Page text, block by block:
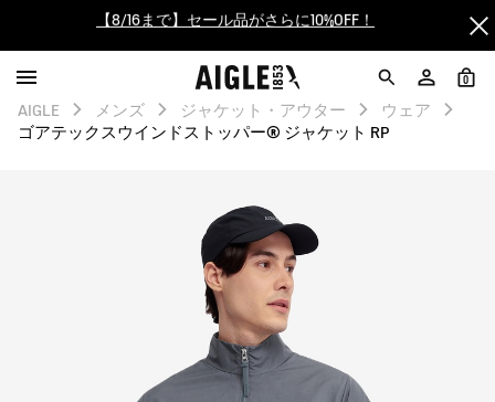
【最大50%OFF】FINAL SALEがスタート！
ログイン/会員登録で送料＆返品無料
AIGLE CLUB ポイントサービス終了のお知らせ
【最大50%OFF】FINAL SALEがスタート！
ログイン/会員登録で送料＆返品無料
AIGLE CLUB ポイントサービス終了のお知らせ
0
AIGLE メンズ ジャケット・アウター
ウェア
ゴアテックスウインドストッパー® ジャケット RP